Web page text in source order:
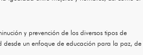
y prevención de los diversos tipos de
desde un enfoque de educación para la paz, de